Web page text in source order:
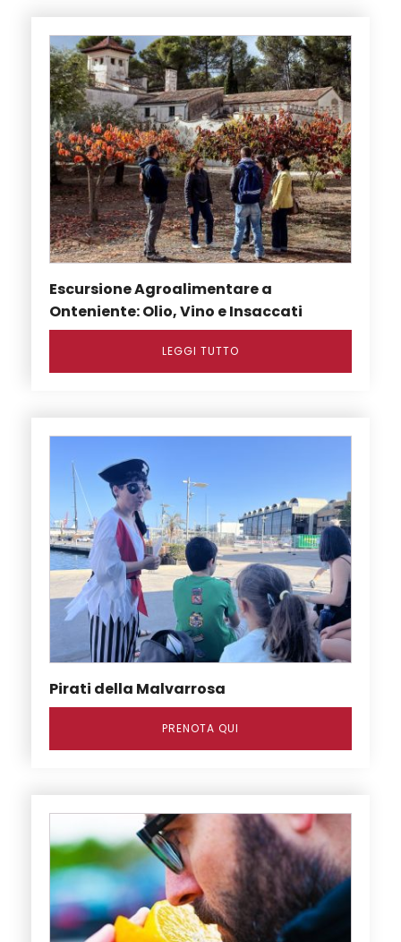
Escursione Agroalimentare a
Onteniente: Olio, Vino e Insaccati
LEGGI TUTTO
Pirati della Malvarrosa
PRENOTA QUI